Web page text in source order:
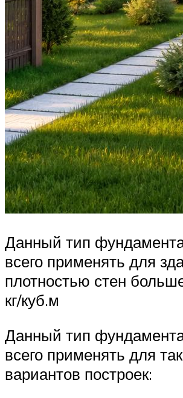
Данный тип
всего применять для
плотностью стен
кг/куб.м
Данный тип
всего применять для
вариантов построек: